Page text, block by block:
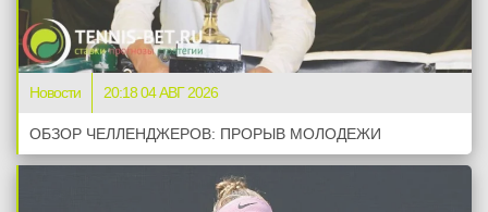
Новости 20:18 04 АВГ 2026
ОБЗОР ЧЕЛЛЕНДЖЕРОВ: ПРОРЫВ МОЛОДЕЖИ